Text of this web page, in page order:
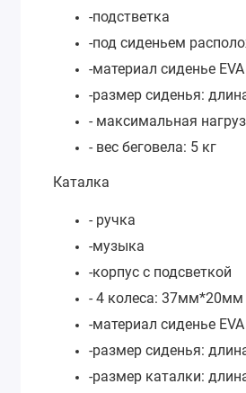
-подстветка
-под сиденьем
-материал сиденье EVA
-размер сиденья:
- максимальная
- вес беговела: 5 кг
Каталка
- ручка
-музыка
-корпус с подсветкой
- 4 колеса: 37мм*20мм
-материал сиденье EVA
-размер сиденья:
-размер каталки: